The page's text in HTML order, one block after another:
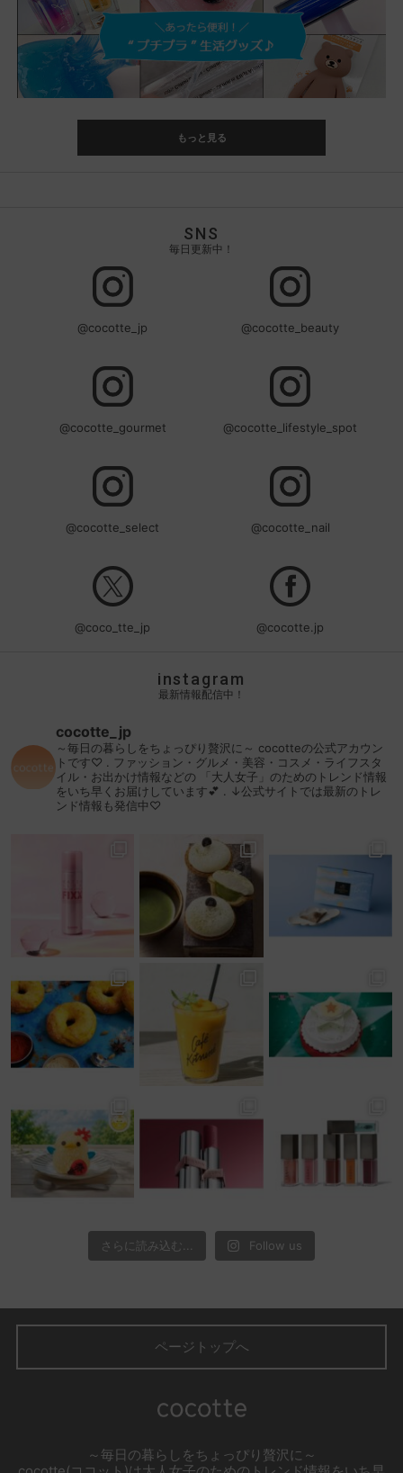
もっと見る
SNS
毎日更新中！
@cocotte_jp @cocotte_beauty
@cocotte_gourmet @cocotte_lifestyle_spot
@cocotte_select @cocotte_nail
@coco_tte_jp @cocotte.jp
instagram
最新情報配信中！
cocotte_jp
～毎日の暮らしをちょっぴり贅沢に～ cocotteの公式アカウン
トです♡
ファッション・グルメ・美容・コスメ・ライフスタ
イル・お出かけ情報などの 「大人女子」のためのトレンド情報
をいち早くお届けしています💕
↓公式サイトでは最新のトレ
ンド情報も発信中♡
さらに読み込む... Follow us
ページトップへ
～毎日の暮らしをちょっぴり贅沢に～